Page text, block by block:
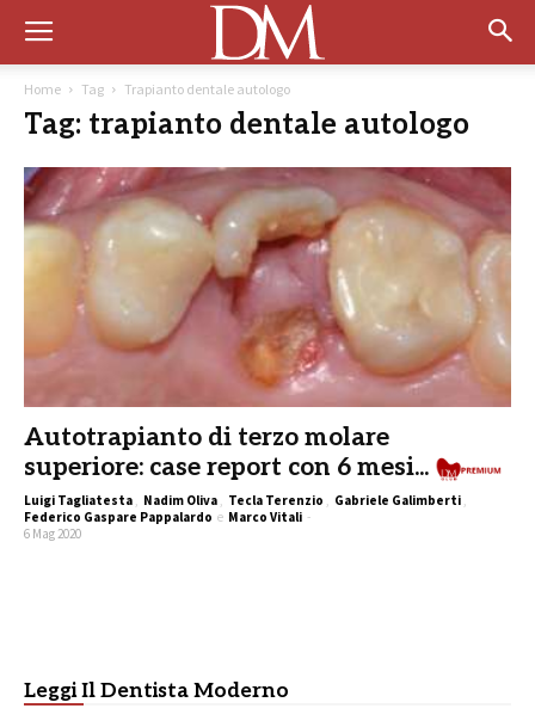
Home Tag Trapianto dentale autologo
Tag: trapianto dentale autologo
Autotrapianto di terzo molare
superiore: case report con 6 mesi...
Luigi Tagliatesta , Nadim Oliva , Tecla Terenzio , Gabriele Galimberti ,
Federico Gaspare Pappalardo e Marco Vitali -
6 Mag 2020
Leggi Il Dentista Moderno